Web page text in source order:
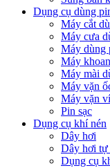
Dụng cụ dùng
Máy cắt
Máy cưa
Máy dùng
Máy
Máy mài
Máy vặn
Máy vặn
Pin sạc
Dụng cụ khí nén
Dây hơi
Dây hơi tự
Dụng cụ